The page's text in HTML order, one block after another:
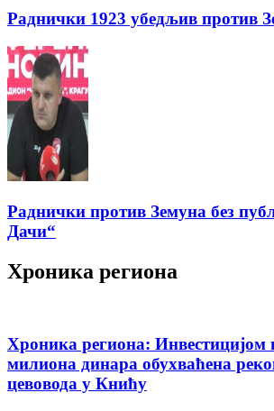
Раднички 1923 убедљив против
Раднички против Земуна без
Дачи“
Хроника региона
Хроника региона: Инвестицијом
милиона динара обухваћена
цевовода у Книћу